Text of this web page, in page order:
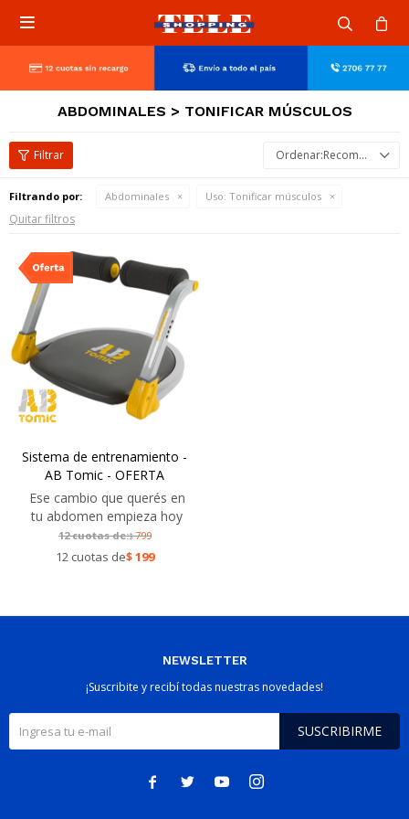

ABDOMINALES > TONIFICAR MÚSCULOS
Recomendados
Filtrando por: Abdominales Uso: Tonificar músculos
Quitar filtros
Sistema de entrenamiento -
AB Tomic - OFERTA
Ese cambio que querés en
tu abdomen empieza hoy
12 cuotas de:$799
12 cuotas de$199
NEWSLETTER
¡Suscribite y recibí todas nuestras novedades!
SUSCRIBIRME
   